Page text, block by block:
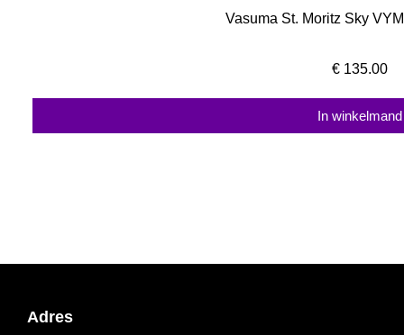
Vasuma St. Moritz Sky
€ 135.00
In winkelmand
Adres